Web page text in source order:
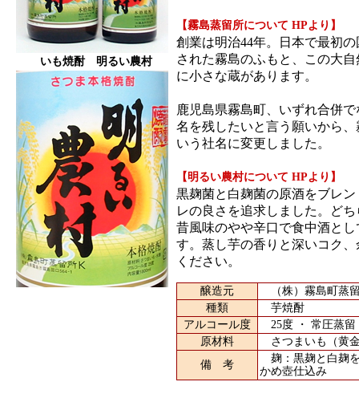
いも焼酎 明るい農村
【霧島蒸留所について HPより】
創業は明治44年。日本で最初
された霧島のふもと、この大
に小さな蔵があります。
鹿児島県霧島町、いずれ合併
名を残したいと言う願いから
いう社名に変更しました。
【明るい農村について HPより】
黒麹菌と白麹菌の原酒をブレ
レの良さを追求しました。ど
昔風味のやや辛口で食中酒と
す。蒸し芋の香りと深いコク
ください。
醸造元
（株）霧島町蒸
種類
芋焼酎
アルコール度
25度 ・ 常圧蒸留
原材料
さつまいも（黄
備 考
麹：黒麹と白麹
かめ壺仕込み